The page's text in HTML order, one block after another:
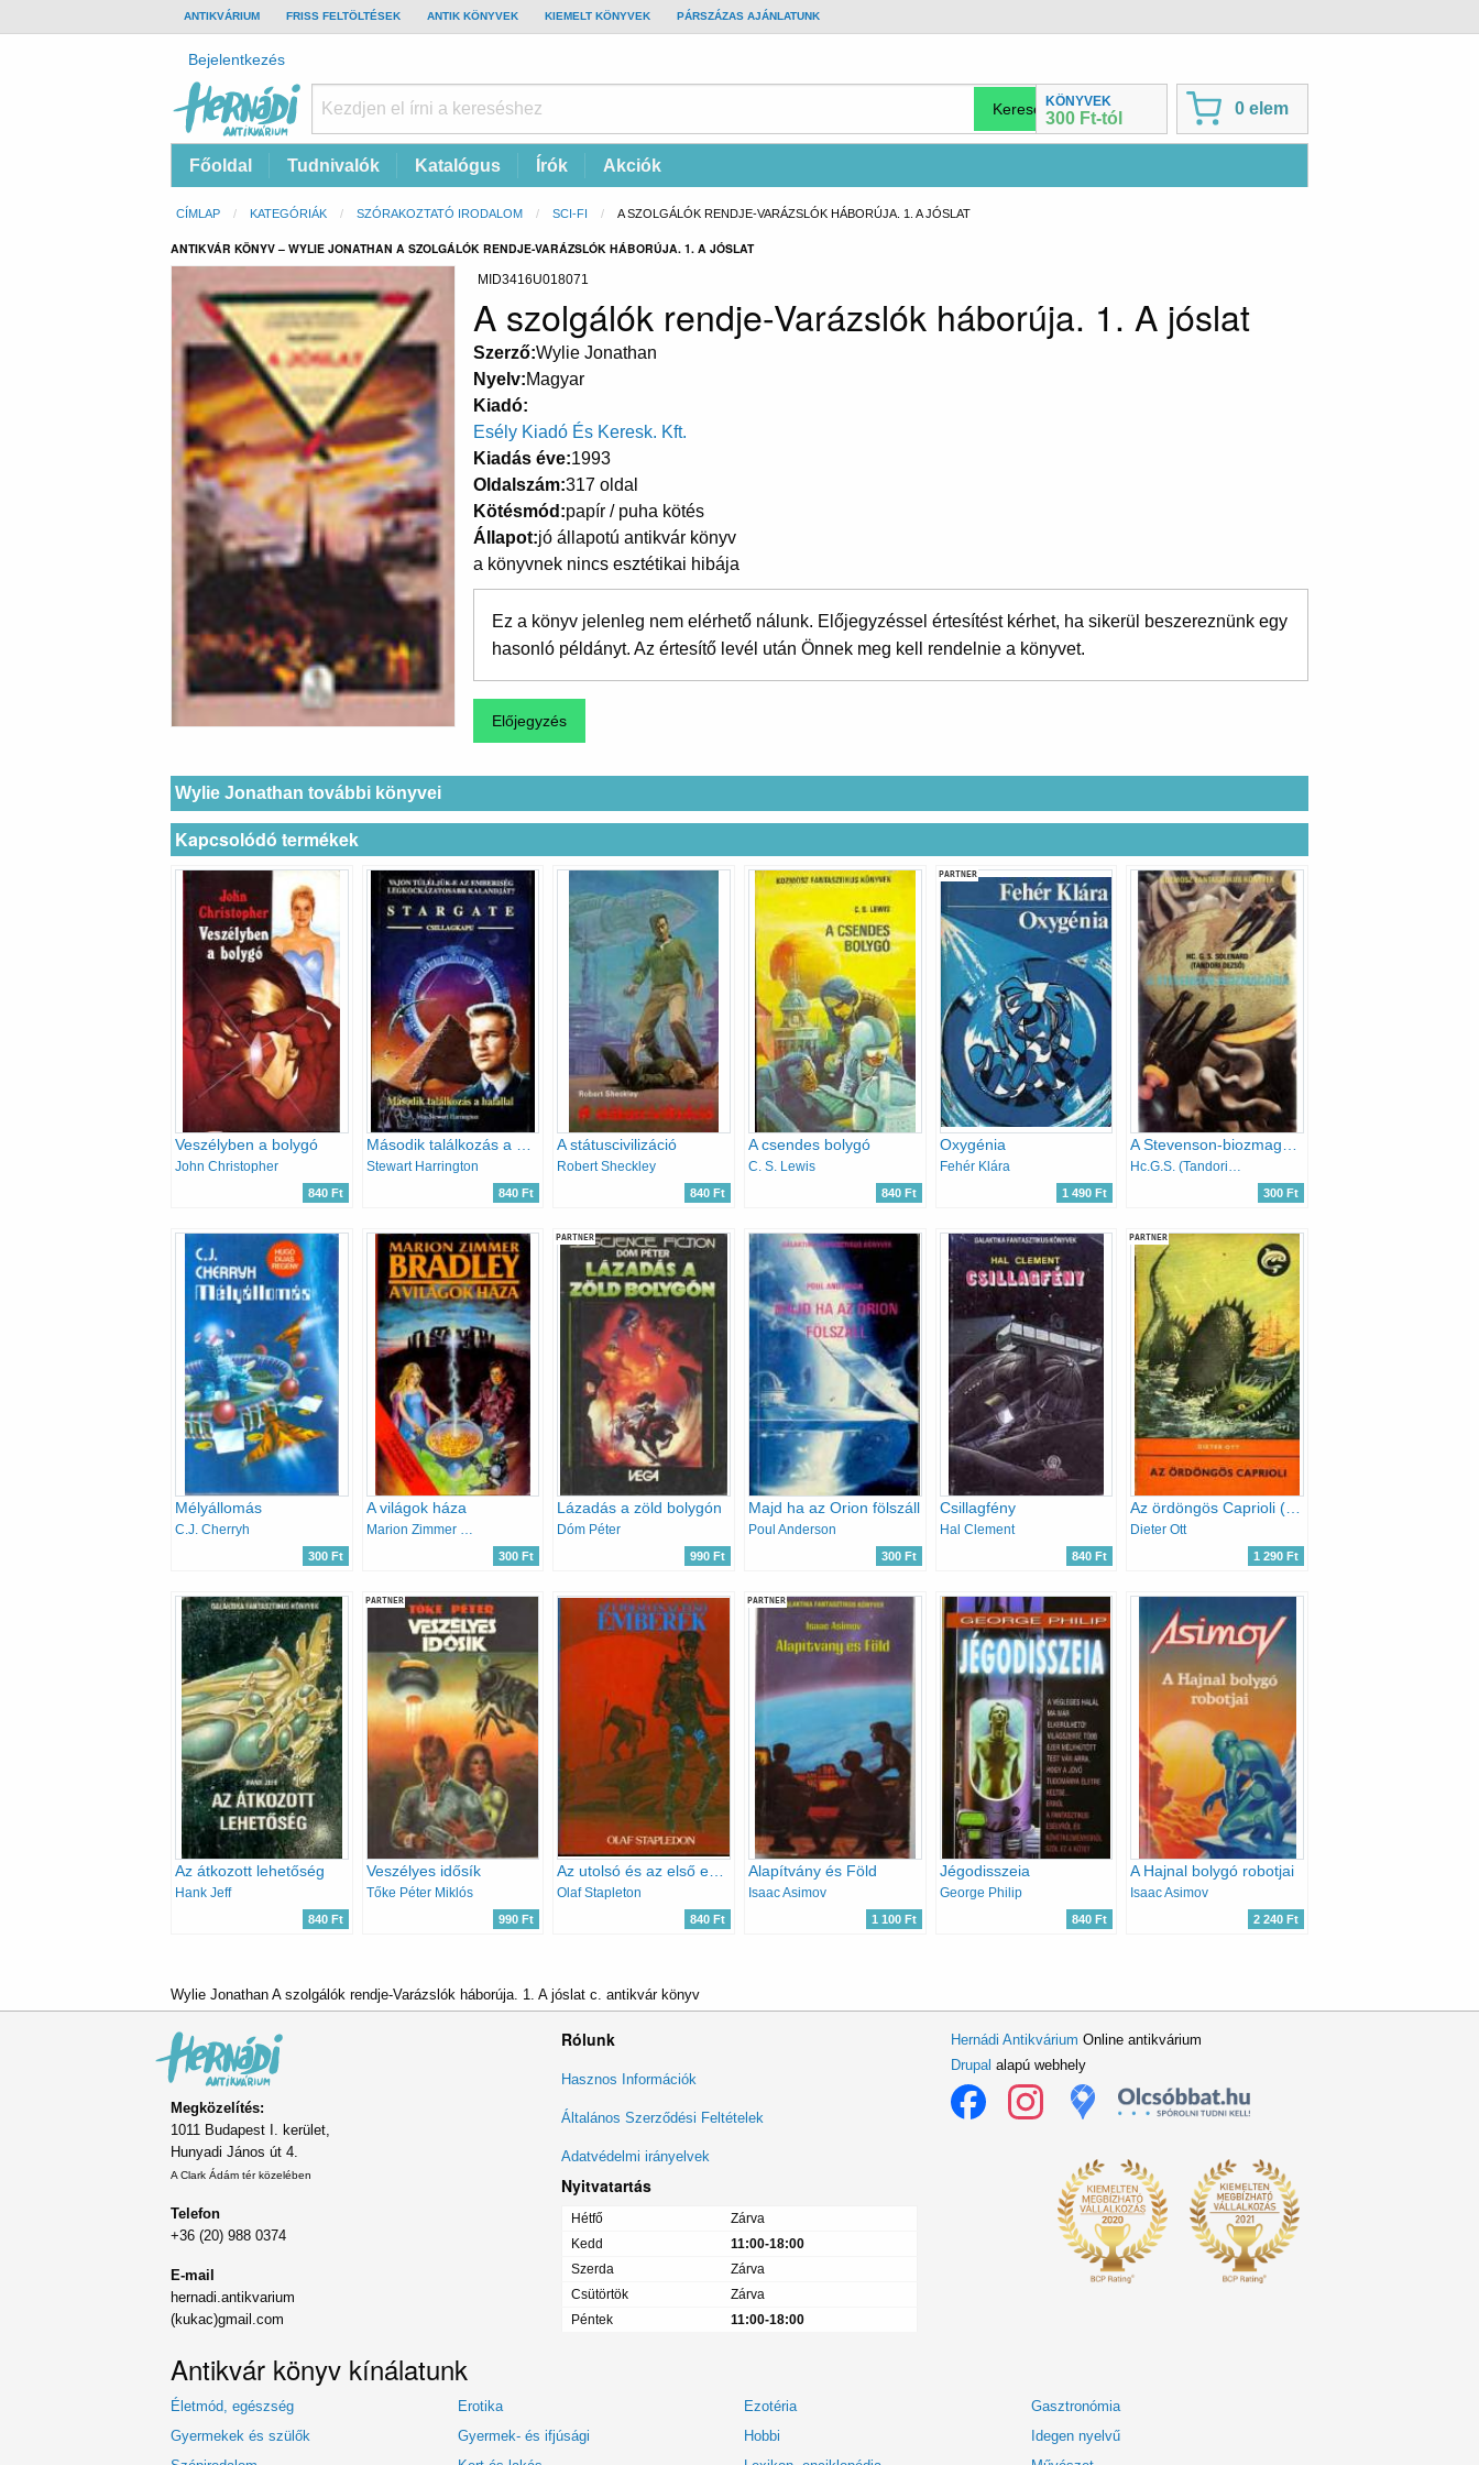
TOP
BAR
ANTIKVÁRIUM FRISS FELTÖLTÉSEK ANTIK KÖNYVEK KIEMELT KÖNYVEK PÁRSZÁZAS AJÁNLATUNK
Felhasználói
fiók
menüje
Bejelentkezés
Antikvárium
Online
KÖNYVEK
300 Ft-tól
0 elem
Fő
navigáció
Főoldal Tudnivalók Katalógus Írók Akciók
Morzsa
CÍMLAP KATEGÓRIÁK SZÓRAKOZTATÓ IRODALOM SCI-FI CURRENT:
A SZOLGÁLÓK RENDJE-VARÁZSLÓK HÁBORÚJA. 1. A JÓSLAT
ANTIKVÁR KÖNYV – WYLIE JONATHAN A SZOLGÁLÓK RENDJE-VARÁZSLÓK HÁBORÚJA. 1. A JÓSLAT
MID3416U018071
A szolgálók rendje-Varázslók háborúja. 1. A jóslat
Szerző Wylie Jonathan
Nyelv Magyar
Kiadó
Esély Kiadó És Keresk. Kft.
Kiadás éve 1993
Oldalszám 317 oldal
Kötésmód papír / puha kötés
Állapot jó állapotú antikvár könyv
a könyvnek nincs esztétikai hibája
Ez a könyv jelenleg nem elérhető nálunk. Előjegyzéssel értesítést kérhet, ha sikerül beszereznünk egy
hasonló példányt. Az értesítő levél után Önnek meg kell rendelnie a könyvet.
Wylie Jonathan további könyvei
Kapcsolódó termékek
Veszélyben a bolygó
John Christopher
840 Ft
Második találkozás a halállal (Stargate)
Stewart Harrington
840 Ft
A státuscivilizáció
Robert Sheckley
840 Ft
A csendes bolygó
C. S. Lewis
840 Ft
PARTNER
Oxygénia
Fehér Klára
1 490 Ft
A Stevenson-biozmagória
Hc.G.S. (Tandori D.) Solenard
300 Ft
Mélyállomás
C.J. Cherryh
300 Ft
A világok háza
Marion Zimmer Bradley
300 Ft
PARTNER
Lázadás a zöld bolygón
Dóm Péter
990 Ft
Majd ha az Orion fölszáll
Poul Anderson
300 Ft
Csillagfény
Hal Clement
840 Ft
PARTNER
Dieter Ott
1 290 Ft
Az átkozott lehetőség
Hank Jeff
840 Ft
PARTNER
Veszélyes idősík
Tőke Péter Miklós
990 Ft
Olaf Stapleton
840 Ft
PARTNER
Alapítvány és Föld
Isaac Asimov
1 100 Ft
Jégodisszeia
George Philip
840 Ft
A Hajnal bolygó robotjai
Isaac Asimov
2 240 Ft
Wylie Jonathan A szolgálók rendje-Varázslók háborúja. 1. A jóslat c. antikvár könyv
Megközelítés:
1011 Budapest I. kerület,
Hunyadi János út 4.
A Clark Ádám tér közelében
Telefon
+36 (20) 988 0374
E-mail
hernadi.antikvarium
(kukac)gmail.com
Rólunk
Lábléc
menü
Hasznos Információk
Általános Szerződési Feltételek
Adatvédelmi irányelvek
Nyitvatartás
Hétfő
Zárva
Kedd
11:00-18:00
Szerda
Zárva
Csütörtök
Zárva
Péntek
11:00-18:00
Hernádi Antikvárium Online antikvárium
Drupal alapú webhely
Antikvár könyv kínálatunk
Életmód, egészség Erotika Ezotéria
Gasztronómia
Gyermekek és szülők
Gyermek- és ifjúsági Hobbi
Idegen nyelvű